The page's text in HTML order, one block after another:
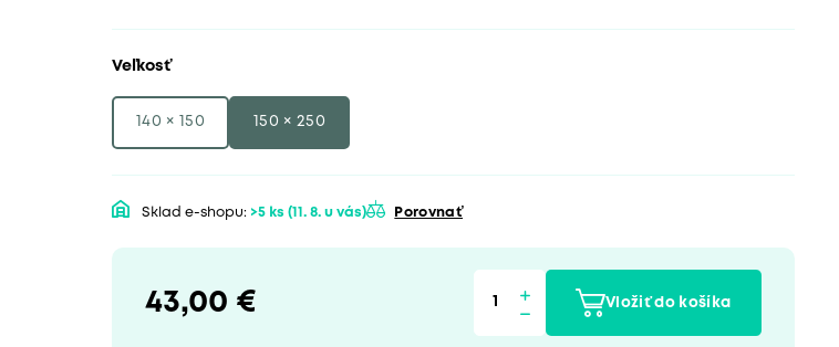
Veľkosť
140 × 150 150 × 250
Sklad e-shopu: >5 ks (11. 8. u vás) Porovnať
43,00 € Vložiť do košíka